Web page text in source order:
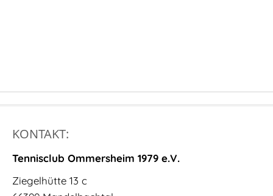
KONTAKT:
Tennisclub Ommersheim 1979 e.V.
Ziegelhütte 13 c